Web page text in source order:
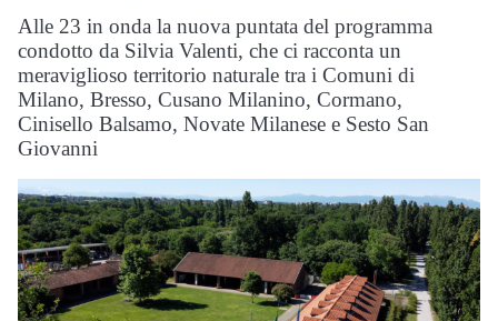
Alle 23 in onda la nuova puntata del programma
condotto da Silvia Valenti, che ci racconta un
meraviglioso territorio naturale tra i Comuni di
Milano, Bresso, Cusano Milanino, Cormano,
Cinisello Balsamo, Novate Milanese e Sesto San
Giovanni